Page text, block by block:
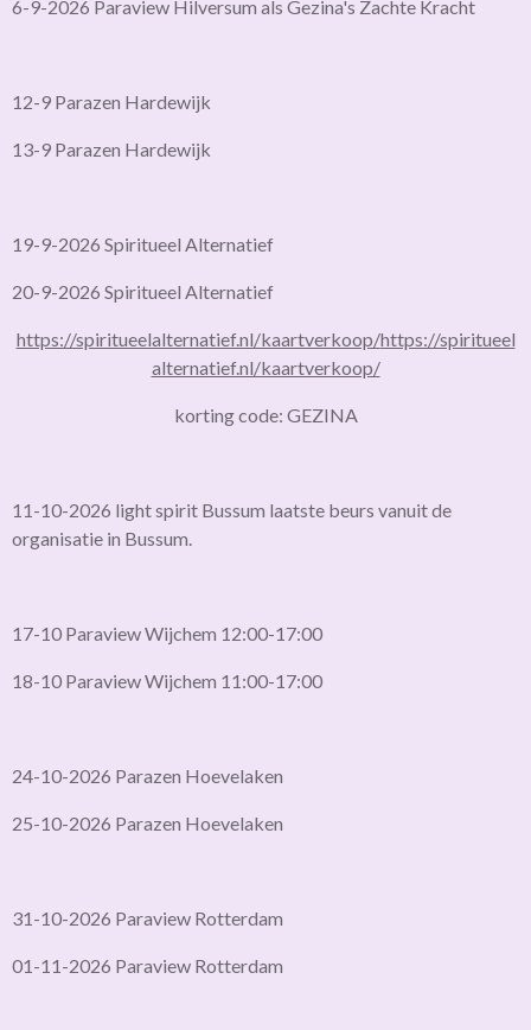
6-9-2026 Paraview Hilversum als Gezina's Zachte Kracht
12-9 Parazen Hardewijk
13-9 Parazen Hardewijk
19-9-2026 Spiritueel Alternatief
20-9-2026 Spiritueel Alternatief
https://spiritueelalternatief.nl/kaartverkoop/https://spiritueel
alternatief.nl/kaartverkoop/
korting code: GEZINA
11-10-2026 light spirit Bussum laatste beurs vanuit de
organisatie in Bussum.
17-10 Paraview Wijchem 12:00-17:00
18-10 Paraview Wijchem 11:00-17:00
24-10-2026 Parazen Hoevelaken
25-10-2026 Parazen Hoevelaken
31-10-2026 Paraview Rotterdam
01-11-2026 Paraview Rotterdam